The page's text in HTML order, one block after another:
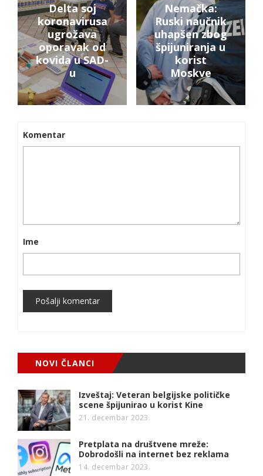
Delta soj
koronavirusa
ugrožava
oporavak od
kovida u SAD-
u
Nemačka:
Ruski naučnik
uhapšen zbog
špijuniranja u
korist
Moskve
Komentar
Ime
Pošalji komentar
NOVI ČLANCI
Izveštaj: Veteran belgijske političke
scene špijunirao u korist Kine
21. decembar 2023.
Pretplata na društvene mreže:
Dobrodošli na internet bez reklama
14. decembar 2023.